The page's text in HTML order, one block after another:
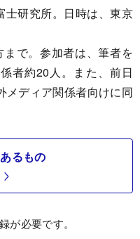
研究所。日時は、東京
で。参加者は、筆者を
者約20人。また、前日
メディア関係者向けに同
るもの
が必要です。